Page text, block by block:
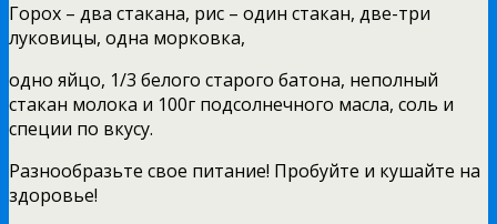
Горох – два стакана, рис – один стакан, две-три
луковицы, одна морковка,
одно яйцо, 1/3 белого старого батона, неполный
стакан молока и 100г подсолнечного масла, соль и
специи по вкусу.
Разнообразьте свое питание! Пробуйте и кушайте на
здоровье!